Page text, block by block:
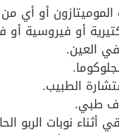
أو أي
أو فيروسية
العين.
الطبيب.
طبي.
أثناء نوبات الربو